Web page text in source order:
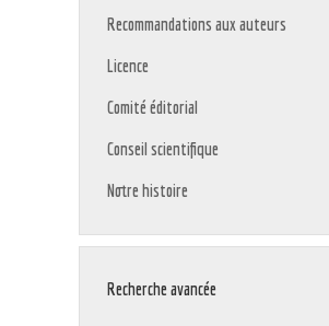
Recommandations aux auteurs
Licence
Comité éditorial
Conseil scientifique
Notre histoire
Recherche avancée